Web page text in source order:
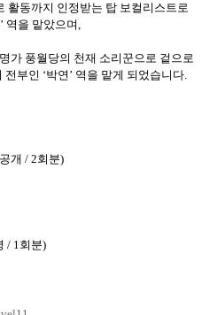
활동까지 인정받는 탑 보컬리스트로
’ 역을 맡았으며,
가 풍월당의 천재 소리꾼으로 겉으로
전부인 ‘박연 ’ 역을 맡게 되었습니다.
개 / 2회분)
/ 1회분)